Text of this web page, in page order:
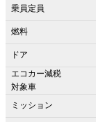
乗員定員
燃料
ドア
エコカー減税
対象車
ミッション